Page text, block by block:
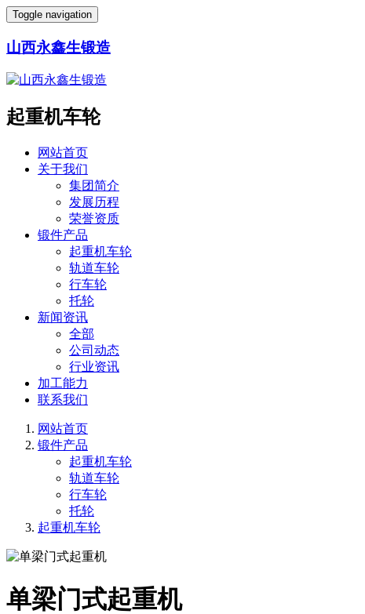
Toggle navigation
山西永鑫生锻造
起重机车轮
网站首页
关于我们
集团简介
发展历程
荣誉资质
锻件产品
起重机车轮
轨道车轮
行车轮
托轮
新闻资讯
全部
公司动态
行业资讯
加工能力
联系我们
网站首页
锻件产品
起重机车轮
轨道车轮
行车轮
托轮
起重机车轮
单梁门式起重机